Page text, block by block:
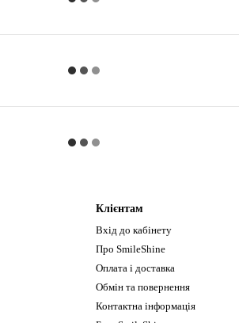
Клієнтам
Вхід до кабінету
Про SmileShine
Оплата і доставка
Обмін та повернення
Контактна інформація